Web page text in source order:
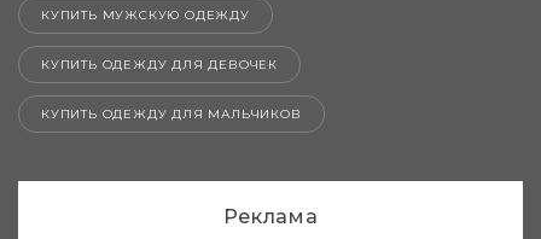
КУПИТЬ МУЖСКУЮ ОДЕЖДУ
КУПИТЬ ОДЕЖДУ ДЛЯ ДЕВОЧЕК
КУПИТЬ ОДЕЖДУ ДЛЯ МАЛЬЧИКОВ
Реклама